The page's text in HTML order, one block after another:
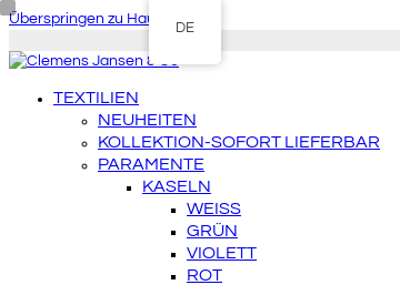
Überspringen zu Hauptinhalt
TEXTILIEN
NEUHEITEN
KOLLEKTION-SOFORT LIEFERBAR
PARAMENTE
KASELN
WEISS
GRÜN
VIOLETT
ROT
DE